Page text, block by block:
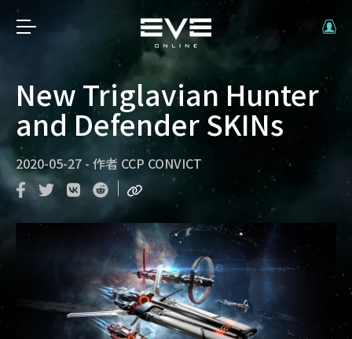
New Triglavian Hunter
and Defender SKINs
2020-05-27 - 作者 CCP CONVICT